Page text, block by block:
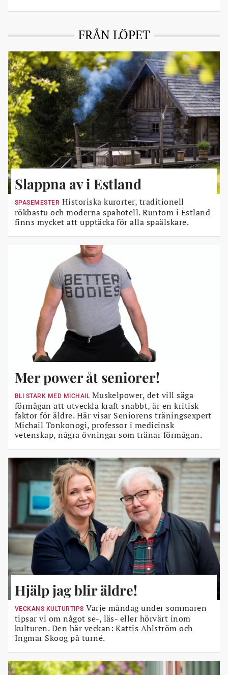
FRÅN LÖPET
Slappna av i Estland
SPASEMESTER Historiska kurorter, traditionell
rökbastu och moderna spahotell. Runtom i Estland
finns mycket att upptäcka för alla spaälskare.
Mer power åt seniorer!
BLI STARK MED MICHAILMuskelpower, det vill säga
förmågan att utveckla kraft snabbt, är en kritisk
faktor för äldre. Här visar Seniorens träningsexpert
Michail Tonkonogi, professor i medicinsk
vetenskap, några övningar som tränar förmågan.
Hjälp jag blir äldre!
VECKANS KULTURTIPS Varje måndag under sommaren
tipsar vi om något se-, läs- eller hörvärt inom
kulturen. Den här veckan: Kattis Ahlström och
Ingmar Skoog på turné.